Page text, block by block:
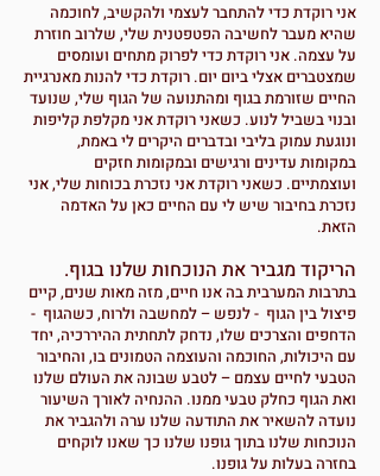
אני רוקדת כדי להתחבר לעצמי ולהקשיב, לחוכמה
שהיא מעבר לחשיבה הפטפטנית שלי, שלרוב חוזרת
על עצמה. אני רוקדת כדי לפרוק מתחים ועומסים
שמצטברים אצלי ביום יום. רוקדת כדי להנות מאנרגיית
החיים שזורמת בגוף ומהתנועה של הגוף שלי, שנועד
ובנוי בשביל לנוע. כשאני רוקדת אני מקלפת קליפות
ונוגעת עמוק בליבי ובדברים היקרים לי באמת,
במקומות עדינים ורגישים ובמקומות חזקים
ועוצמתיים. כשאני רוקדת אני נזכרת בכוחות שלי, אני
נזכרת בחיבור שיש לי עם החיים כאן על האדמה
הזאת.
הריקוד מגביר את הנוכחות שלנו בגוף.
בתרבות המערבית בה אנו חיים, מזה מאות שנים, קיים
פיצול בין הגוף - לנפש – למחשבה ולרוח, כשהגוף -
הדחפים והצרכים שלו, נדחק לתחתית ההיררכיה, יחד
עם היכולות, החוכמה והעוצמה הטמונים בו, והחיבור
הטבעי לחיים עצמם – לטבע שבונה את העולם שלנו
ואת הגוף כחלק טבעי ממנו. ההנחיה לאורך השיעור
נועדה להשאיר את התודעה שלנו ערה ולהגביר את
הנוכחות שלנו בתוך גופנו שלנו כך שאנו לוקחים
בחזרה בעלות על גופנו.